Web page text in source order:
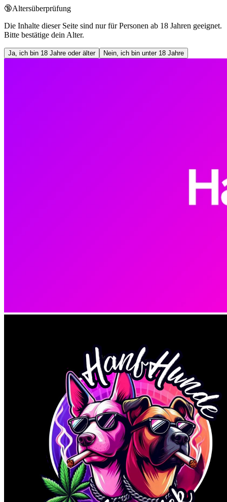
🔞Altersüberprüfung
Die Inhalte dieser Seite sind nur für Personen ab 18 Jahren geeignet.
Bitte bestätige dein Alter.
Ja, ich bin 18 Jahre oder älter Nein, ich bin unter 18 Jahre